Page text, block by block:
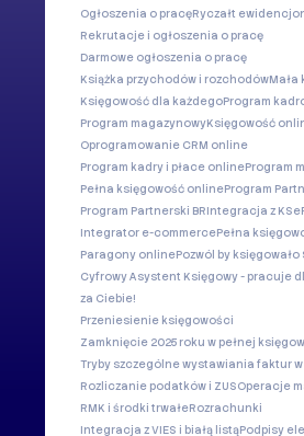
Ogłoszenia o pracęRyczałt
Rekrutacje i ogłoszenia o pracę
Darmowe ogłoszenia o pracę
Książka przychodów i rozchodówMała
Księgowość dla każdegoProgram
Program magazynowyKsięgowość
Oprogramowanie CRM online
Program kadry i płace onlineProgram
Pełna księgowość onlineProgram
Program Partnerski BRIntegracja z
Integrator e-commercePełna
Paragony onlinePozwól by księgowało
Cyfrowy Asystent Księgowy - pracuje
za Ciebie!
Przeniesienie księgowości
Zamknięcie 2025 roku w pełnej
Tryby szczególne wystawiania faktur w
Rozliczanie podatków i ZUSOperacje
RMK i środki trwałeRozrachunki
Integracja z VIES i białą listąPodpisy